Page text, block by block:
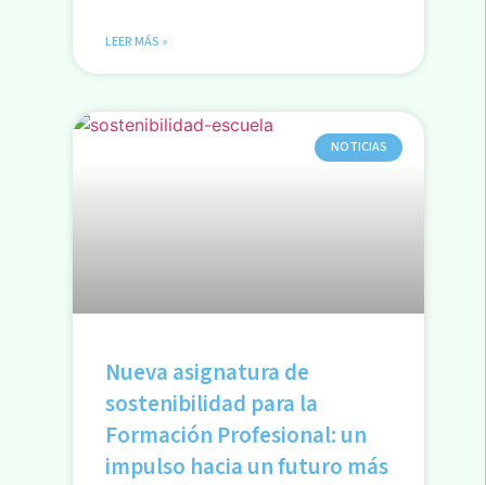
LEER MÁS »
NOTICIAS
Nueva asignatura de
sostenibilidad para la
Formación Profesional: un
impulso hacia un futuro más